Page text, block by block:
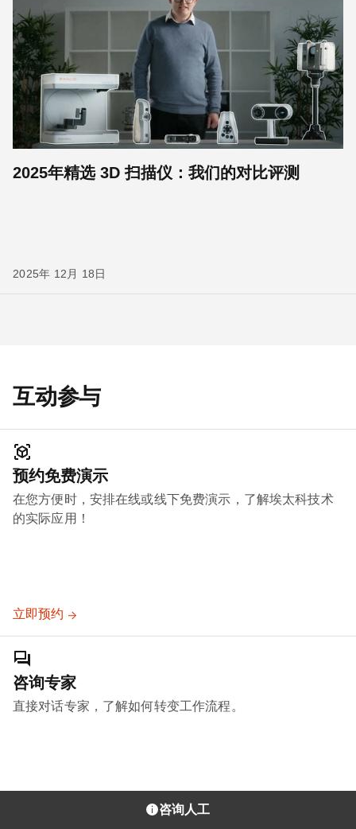
2025年精选 3D 扫描仪：我们的对比评测
2025年 12月 18日
互动参与
预约免费演示
在您方便时，安排在线或线下免费演示，了解埃太科技术
的实际应用！
立即预约
咨询专家
直接对话专家，了解如何转变工作流程。
咨询人工